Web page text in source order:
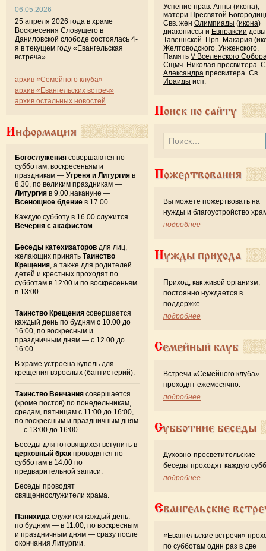
06.05.2026
25 апреля 2026 года в храме
Воскресения Словущего в
Даниловской слободе состоялась 4-
я в текущем году «Евангельская
встреча»
архив «Семейного клуба»
архив «Евангельских встреч»
архив остальных новостей
Информация
Богослужения совершаются по
субботам, воскресеньям и
праздникам — Утреня и Литургия в
8.30, по великим праздникам —
Литургия в 9.00,накануне —
Всенощное бдение в 17.00.
Каждую субботу в 16.00 служится
Вечерня с акафистом
Беседы катехизаторов для лиц,
желающих принять Таинство
Крещения , а также для родителей
детей и крестных проходят по
субботам в 12:00 и по воскресеньям
в 13:00.
Таинство Крещения совершается
каждый день по будням с 10.00 до
16:00, по воскресным и
праздничным дням — с 12.00 до
16:00.
В храме устроена купель для
крещения взрослых (баптистерий).
Таинство Венчания совершается
(кроме постов) по понедельникам,
средам, пятницам с 11:00 до 16:00,
по воскресным и праздничным дням
— с 13:00 до 16:00.
Беседы для готовящихся вступить в
церковный брак проводятся по
субботам в 14.00 по
предварительной записи.
Беседы проводят
священнослужители храма.
Панихида служится каждый день:
по будням — в 11.00, по воскресным
и праздничным дням — сразу после
окончания Литургии.
Успение прав. Анны (икона),
матери Пресвятой
Свв. жен Олимпиады (икона)
диакониссы и Евпраксии
Тавеннской. Прп. Макария (
Желтоводского, Унженского.
Память V Вселенского
Сщмч. Николая пресвитера.
Александра пресвитера. Св.
Ираиды исп.
Поиск по сайту
Пожертвования
Вы можете пожертвовать на
нужды и благоустройство
подробнее
Нужды прихода
Приход, как живой организм,
постоянно нуждается в
поддержке.
подробнее
Семейный клуб
Встречи «Семейного клуба»
проходят ежемесячно.
подробнее
Субботние беседы
Духовно-просветительские
беседы проходят каждую
подробнее
Евангельские
«Евангельские встречи»
по субботам один раз в две